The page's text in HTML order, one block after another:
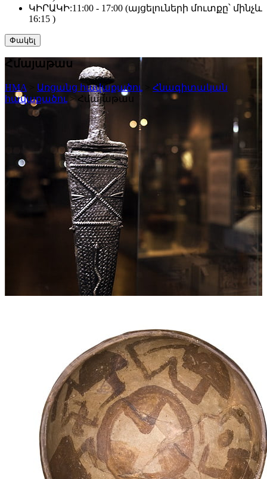
ԿԻՐԱԿԻ:11:00 - 17:00 (այցելուների մուտքը՝ մինչև
16:15 )
Փակել
Հմայաթաս
HMA Առցանց հավաքածու
Հնագիտական
հավաքածու > Հմայաթաս